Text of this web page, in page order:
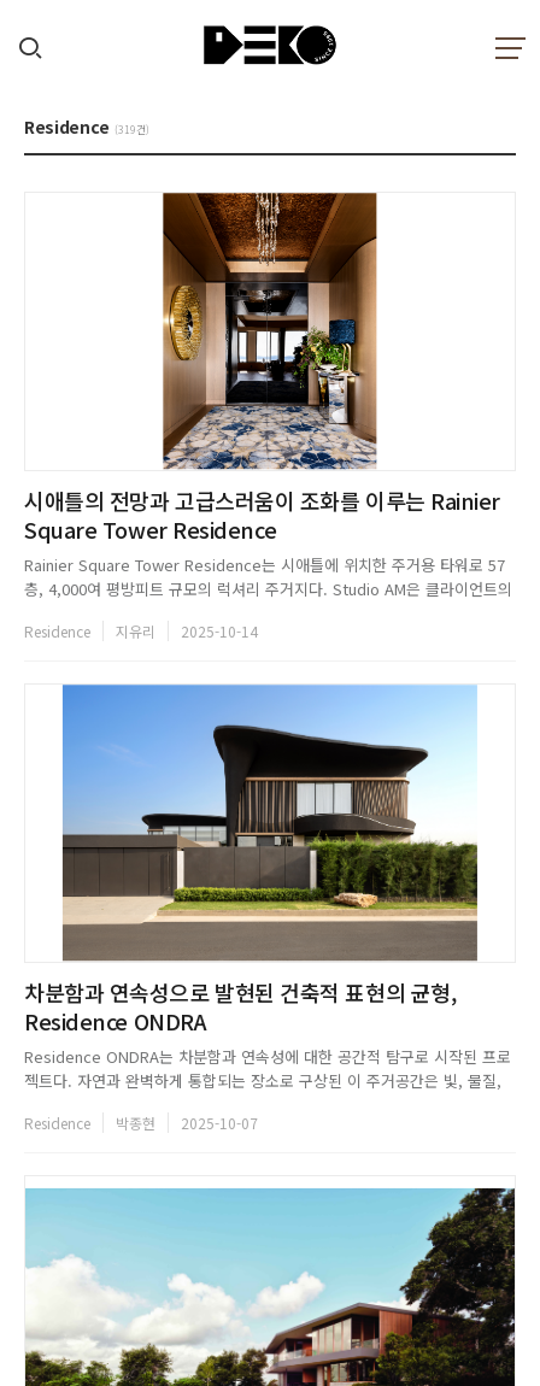
Residence (319건)
시애틀의 전망과 고급스러움이 조화를 이루는 Rainier
Square Tower Residence
Rainier Square Tower Residence는 시애틀에 위치한 주거용 타워로 57
층, 4,000여 평방피트 규모의 럭셔리 주거지다. Studio AM은 클라이언트의
해 세 개의 유닛을 완벽하게 결합하여 넓은 리빙 공간과 고요한 개인 공간 사
Residence 지유리 2025-10-14
차분함과 연속성으로 발현된 건축적 표현의 균형,
Residence ONDRA
Residence ONDRA는 차분함과 연속성에 대한 공간적 탐구로 시작된 프로
젝트다. 자연과 완벽하게 통합되는 장소로 구상된 이 주거공간은 빛, 물질,
히 태양의 경로와 일치하도록 의도적으로 계획된 L자형 구성과 차분한 우아
Residence 박종현 2025-10-07